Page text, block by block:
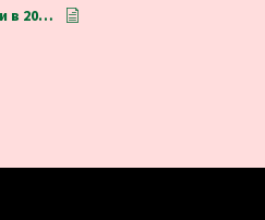
Таблица инсектицидов, применяемых в России в 2025 году